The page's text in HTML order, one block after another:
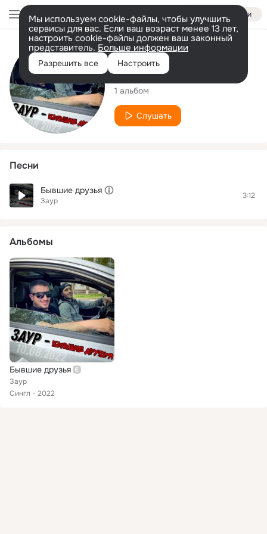
Войти
Мы используем cookie-файлы, чтобы улучшить
сервисы для вас. Если ваш возраст менее 13 лет,
настроить cookie-файлы должен ваш законный
представитель. Больше информации
Разрешить все Настроить
Исполнитель
Заур
1 альбом
Слушать
Песни
Бывшие друзья
Заур
3:12
Альбомы
Бывшие друзья
Заур
Сингл
2022